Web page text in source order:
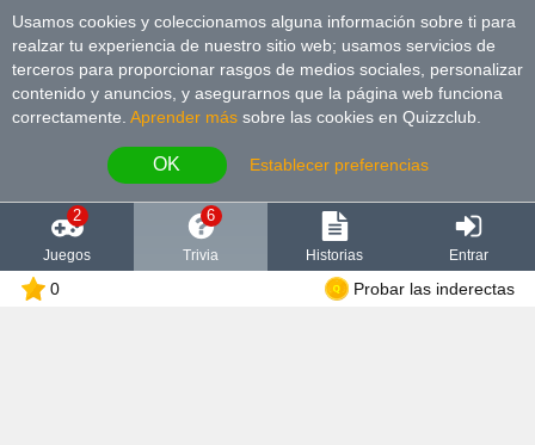
Usamos cookies y coleccionamos alguna información sobre ti para
realzar tu experiencia de nuestro sitio web; usamos servicios de
terceros para proporcionar rasgos de medios sociales, personalizar
contenido y anuncios, y asegurarnos que la página web funciona
correctamente. Aprender más sobre las cookies en Quizzclub.
OK Establecer preferencias
2
Juegos
6
Trivia Historias Entrar
0 Probar las inderectas